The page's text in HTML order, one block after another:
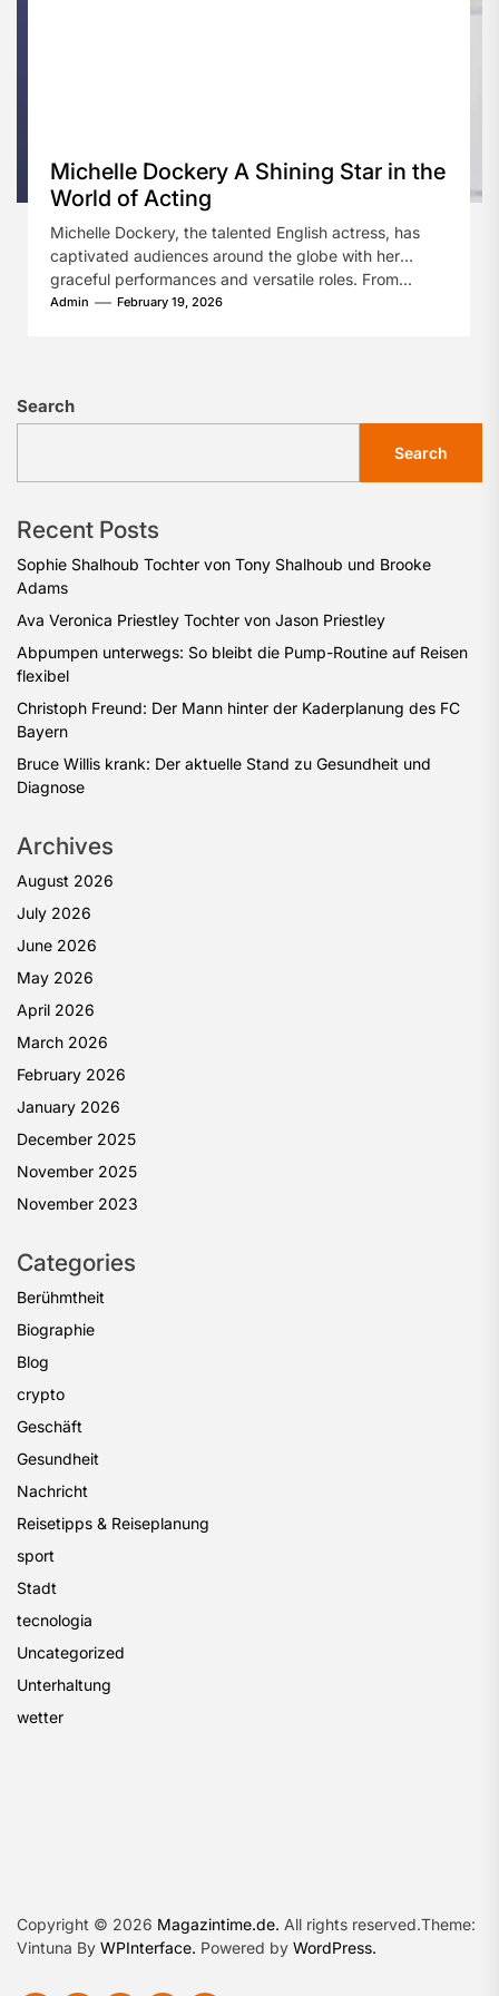
Michelle Dockery A Shining Star in the
World of Acting
Michelle Dockery, the talented English actress, has
captivated audiences around the globe with her
graceful performances and versatile roles. From...
Admin February 19, 2026
Search
Search
Recent Posts
Sophie Shalhoub Tochter von Tony Shalhoub und Brooke
Adams
Ava Veronica Priestley Tochter von Jason Priestley
Abpumpen unterwegs: So bleibt die Pump-Routine auf Reisen
flexibel
Christoph Freund: Der Mann hinter der Kaderplanung des FC
Bayern
Bruce Willis krank: Der aktuelle Stand zu Gesundheit und
Diagnose
Archives
August 2026
July 2026
June 2026
May 2026
April 2026
March 2026
February 2026
January 2026
December 2025
November 2025
November 2023
Categories
Berühmtheit
Biographie
Blog
crypto
Geschäft
Gesundheit
Nachricht
Reisetipps & Reiseplanung
sport
Stadt
tecnologia
Uncategorized
Unterhaltung
wetter
Copyright © 2026 Magazintime.de. All rights reserved.Theme:
Vintuna By WPInterface. Powered by WordPress.